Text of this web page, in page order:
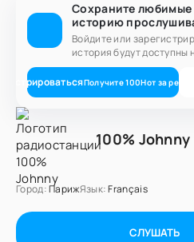
Сохраните любимые
историю
Войдите или
история будут доступны
Получите100Нот за
100% Johnny
Город:ПарижЯзык: Français
СЛУШАТЬ